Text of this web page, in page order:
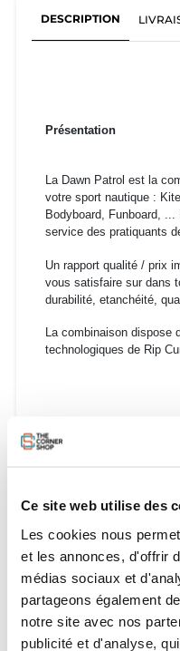
Ce site web utilise des
Les cookies nous
et les annonces, d'offrir
médias sociaux et
partageons également
notre site avec nos
publicité et d'analyse,
DESCRIPTION
Présentation
La Dawn Patrol est la
votre sport nautique :
Bodyboard, Funboard,
service des pratiquants
Un rapport qualité / prix
vous satisfaire sur dans
durabilité, etanchéité,
La combinaison dispose
technologiques de Rip
Guide des tailles :
XS
169 88 74
S 172 93 78
MS 172 99 81
M 178 99 81
MT 183 99 81
LS 178 103 85